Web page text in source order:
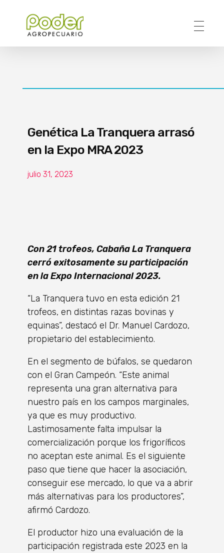
Genética La Tranquera arrasó
en la Expo MRA 2023
julio 31, 2023
Con 21 trofeos, Cabaña La Tranquera
cerró exitosamente su participación
en la Expo Internacional 2023.
“La Tranquera tuvo en esta edición 21
trofeos, en distintas razas bovinas y
equinas”, destacó el Dr. Manuel Cardozo,
propietario del establecimiento.
En el segmento de búfalos, se quedaron
con el Gran Campeón. “Este animal
representa una gran alternativa para
nuestro país en los campos marginales,
ya que es muy productivo.
Lastimosamente falta impulsar la
comercialización porque los frigoríficos
no aceptan este animal. Es el siguiente
paso que tiene que hacer la asociación,
conseguir ese mercado, lo que va a abrir
más alternativas para los productores”,
afirmó Cardozo.
El productor hizo una evaluación de la
participación registrada este 2023 en la